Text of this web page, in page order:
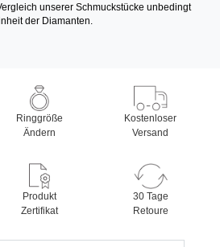
unserer Schmuckstücke unbedingt
der Diamanten.
Ringgröße
Ändern
Kostenloser
Versand
Produkt
Zertifikat
30 Tage
Retoure